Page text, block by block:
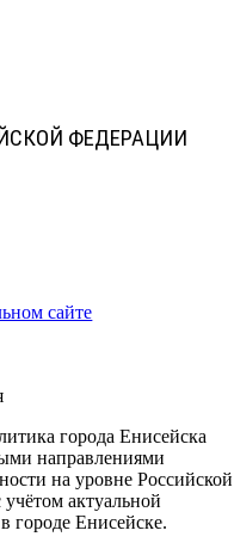
ФЕДЕРАЦИИ
сайте
города Енисейска
направлениями
на уровне Российской
актуальной
городе Енисейске.